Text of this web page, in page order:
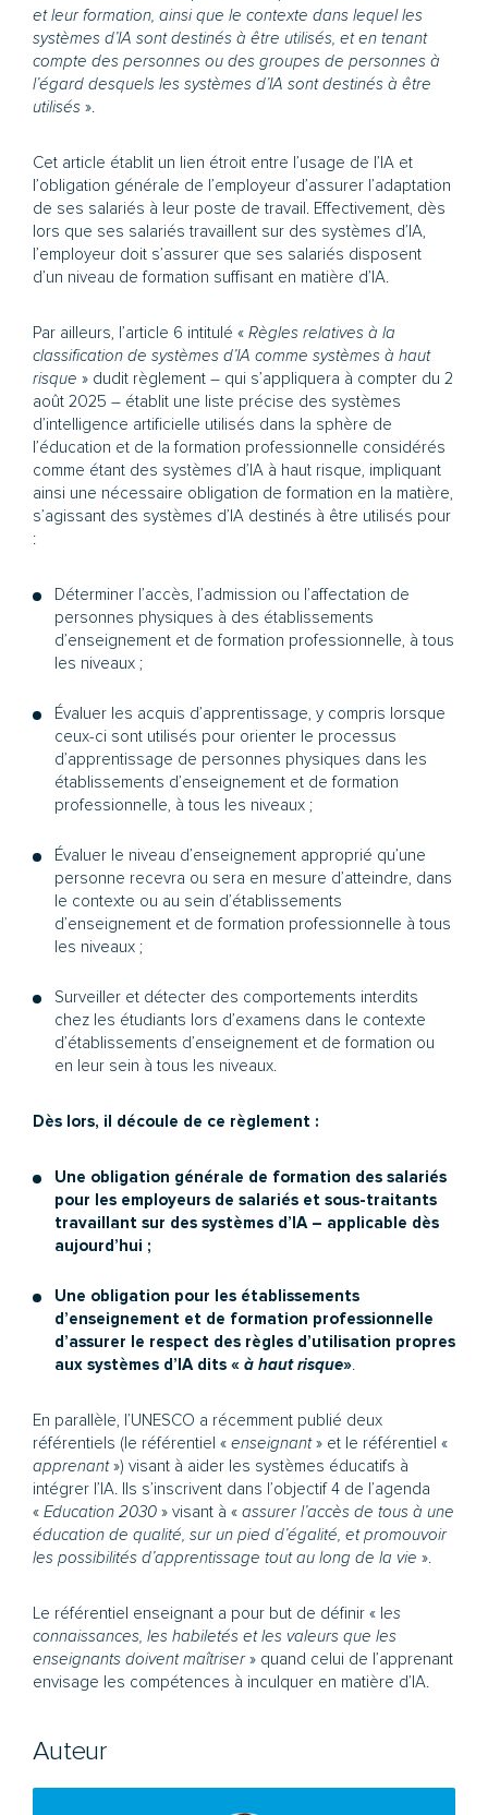
et leur formation, ainsi que le contexte dans lequel les
systèmes d’IA sont destinés à être utilisés, et en tenant
compte des personnes ou des groupes de personnes à
l’égard desquels les systèmes d’IA sont destinés à être
utilisés ».
Cet article établit un lien étroit entre l’usage de l’IA et
l’obligation générale de l’employeur d’assurer l’adaptation
de ses salariés à leur poste de travail. Effectivement, dès
lors que ses salariés travaillent sur des systèmes d’IA,
l’employeur doit s’assurer que ses salariés disposent
d’un niveau de formation suffisant en matière d’IA.
Par ailleurs, l’article 6 intitulé « Règles relatives à la
classification de systèmes d’IA comme systèmes à haut
risque » dudit règlement – qui s’appliquera à compter du 2
août 2025 – établit une liste précise des systèmes
d’intelligence artificielle utilisés dans la sphère de
l’éducation et de la formation professionnelle considérés
comme étant des systèmes d’IA à haut risque, impliquant
ainsi une nécessaire obligation de formation en la matière,
s’agissant des systèmes d’IA destinés à être utilisés pour
:
Déterminer l’accès, l’admission ou l’affectation de
personnes physiques à des établissements
d’enseignement et de formation professionnelle, à tous
les niveaux ;
Évaluer les acquis d’apprentissage, y compris lorsque
ceux-ci sont utilisés pour orienter le processus
d’apprentissage de personnes physiques dans les
établissements d’enseignement et de formation
professionnelle, à tous les niveaux ;
Évaluer le niveau d’enseignement approprié qu’une
personne recevra ou sera en mesure d’atteindre, dans
le contexte ou au sein d’établissements
d’enseignement et de formation professionnelle à tous
les niveaux ;
Surveiller et détecter des comportements interdits
chez les étudiants lors d’examens dans le contexte
d’établissements d’enseignement et de formation ou
en leur sein à tous les niveaux.
Dès lors, il découle de ce règlement :
Une obligation générale de formation des salariés
pour les employeurs de salariés et sous-traitants
travaillant sur des systèmes d’IA – applicable dès
aujourd’hui ;
Une obligation pour les établissements
d’enseignement et de formation professionnelle
d’assurer le respect des règles d’utilisation propres
aux systèmes d’IA dits « à haut risque».
En parallèle, l’UNESCO a récemment publié deux
référentiels (le référentiel « enseignant» et le référentiel «
apprenant») visant à aider les systèmes éducatifs à
intégrer l’IA. Ils s’inscrivent dans l’objectif 4 de l’agenda
« Education 2030 » visant à « assurer l’accès de tous à une
éducation de qualité, sur un pied d’égalité, et promouvoir
les possibilités d’apprentissage tout au long de la vie ».
Le référentiel enseignant a pour but de définir « les
connaissances, les habiletés et les valeurs que les
enseignants doivent maîtriser» quand celui de l’apprenant
envisage les compétences à inculquer en matière d’IA.
Auteur